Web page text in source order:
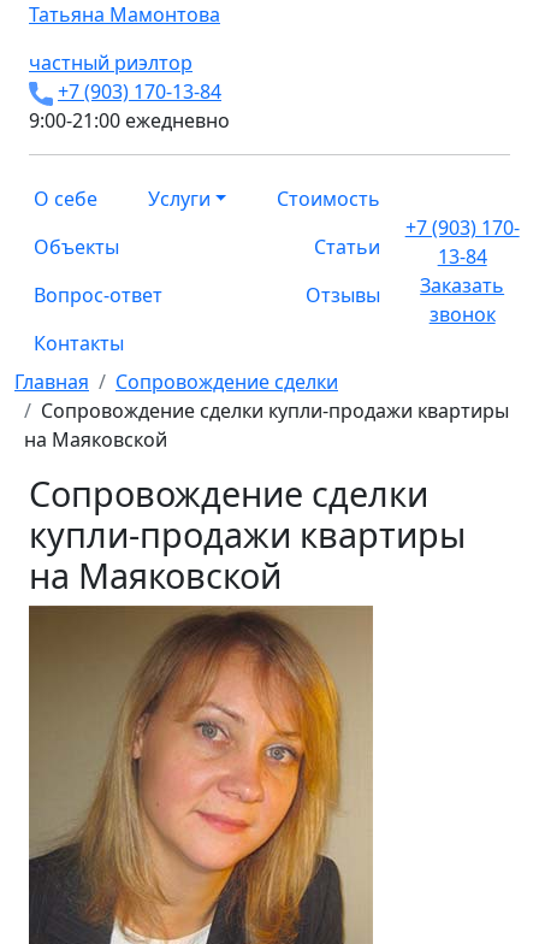
Татьяна Мамонтова
частный риэлтор
+7 (903) 170-13-84
9:00-21:00 ежедневно
О себе Услуги
Стоимость
Объекты
Статьи
Вопрос-ответ
Отзывы
Контакты
+7 (903) 170-
13-84
Заказать
звонок
Главная
Сопровождение сделки
Сопровождение сделки купли-продажи квартиры
на Маяковской
Сопровождение сделки
купли-продажи квартиры
на Маяковской